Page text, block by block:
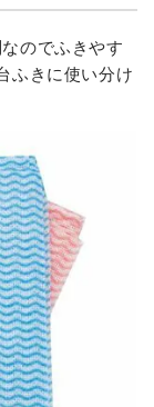
のでふきやす
ふきに使い分け